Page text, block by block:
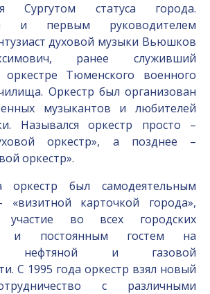
Сургутом статуса города.
и первым руководителем
духовой музыки Вьюшков
ранее служивший
Тюменского военного
Оркестр был организован
музыкантов и любителей
Назывался оркестр просто –
оркестр», а позднее –
оркестр».
был самодеятельным
«визитной карточкой города»,
участие во всех городских
и постоянным гостем на
нефтяной и газовой
С 1995 года оркестр взял новый
с различными